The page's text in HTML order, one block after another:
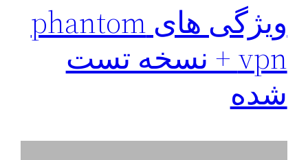
ویژگی های phantom
vpn + نسخه تست
شده